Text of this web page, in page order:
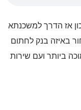
הדרך למשכנתא
בנק לחתום
ועם שירות